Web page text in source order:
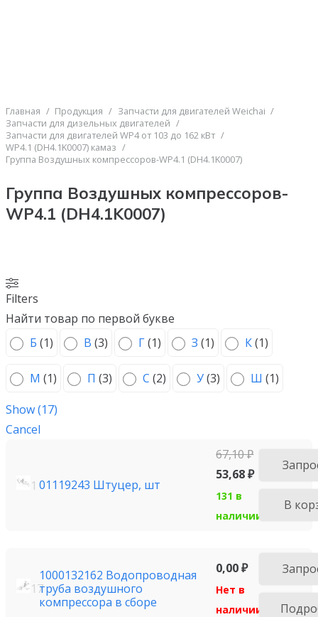
Главная / Продукция / Запчасти для двигателей Weichai /
Запчасти для дизельных двигателей /
Запчасти для двигателей WP4 от 103 до 162 кВт /
WP4.1 (DH4.1K0007) камаз /
Группа Воздушных компрессоров-WP4.1 (DH4.1K0007)
Группа Воздушных компрессоров-
WP4.1 (DH4.1K0007)
Filters
Найти товар по первой букве
Б (1) В (3) Г(1) З (1) К(1)
М (1) П (3) С (2) У(3) Ш (1)
Show(17)
Cancel
1 01119243 Штуцер, шт
67,10₽
53,68₽
131 в
наличии
В
17
1000132162 Водопроводная
труба воздушного
компрессора в сборе
0,00₽
Нет в
наличии